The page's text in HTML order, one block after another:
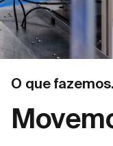
O que fazemos.